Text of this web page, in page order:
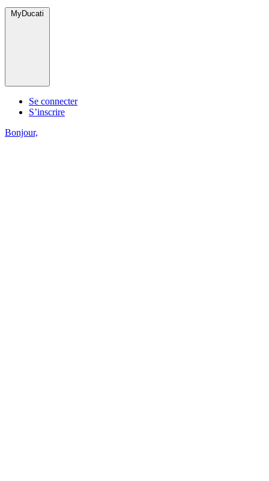
MyDucati
Se connecter
S’inscrire
Bonjour,